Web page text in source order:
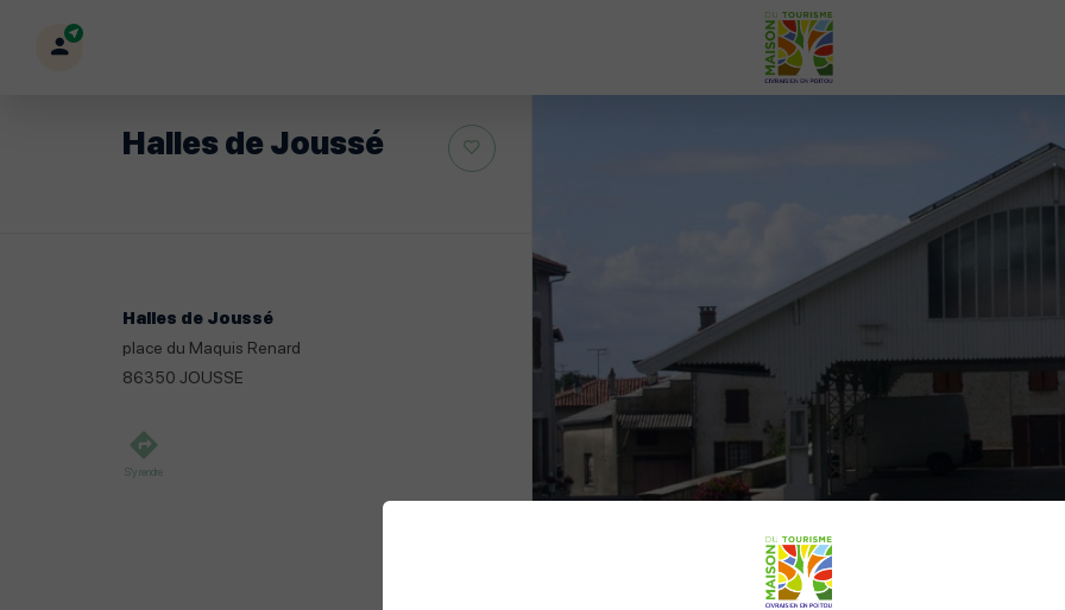
Mon
Votre
Halles de Joussé
Halles de Joussé
place du Maquis Renard
86350JOUSSE
S'y rendre